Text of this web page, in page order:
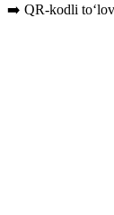
➡️ QR-kodli